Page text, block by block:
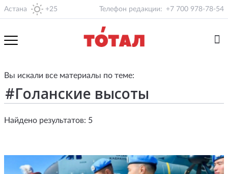
Астана +25 Телефон редакции: +7 700 978-78-54
Вы искали все материалы по теме:
Найдено результатов: 5